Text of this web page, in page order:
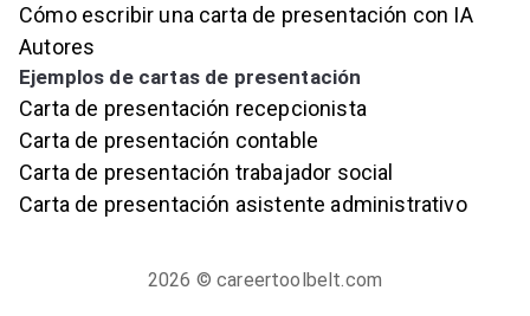
Cómo escribir una carta de presentación con IA
Autores
Ejemplos de cartas de presentación
Carta de presentación recepcionista
Carta de presentación contable
Carta de presentación trabajador social
Carta de presentación asistente administrativo
2026 © careertoolbelt.com